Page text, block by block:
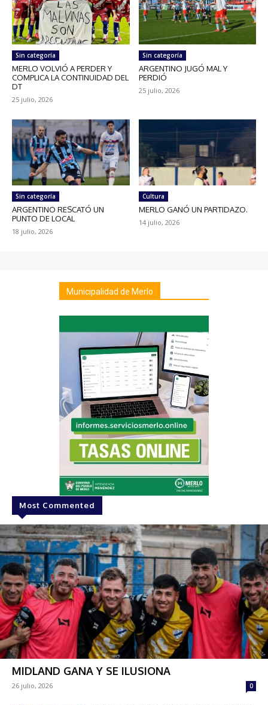
Sin categoría
MERLO VOLVIÓ A PERDER Y
COMPLICA LA CONTINUIDAD DEL
DT
25 julio, 2026
Sin categoría
ARGENTINO JUGÓ MAL Y
PERDIÓ
25 julio, 2026
Sin categoría
ARGENTINO RESCATÓ UN
PUNTO DE LOCAL
18 julio, 2026
Cultura
MERLO GANÓ UN PARTIDAZO.
14 julio, 2026
Municipalidad de Merlo
Most Commented
MIDLAND GANA Y SE ILUSIONA
26 julio, 2026 0